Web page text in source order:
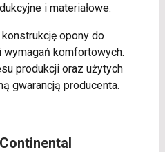
i materiałowe.
opony do
komfortowych.
produkcji oraz użytych
gwarancją producenta.